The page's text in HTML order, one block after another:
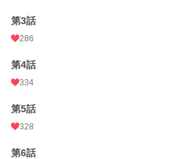
初回公開日時
週間ポイント
月間ポイント
年間ポイント
累計ポイント
第3話
286
第4話
334
第5話
328
第6話